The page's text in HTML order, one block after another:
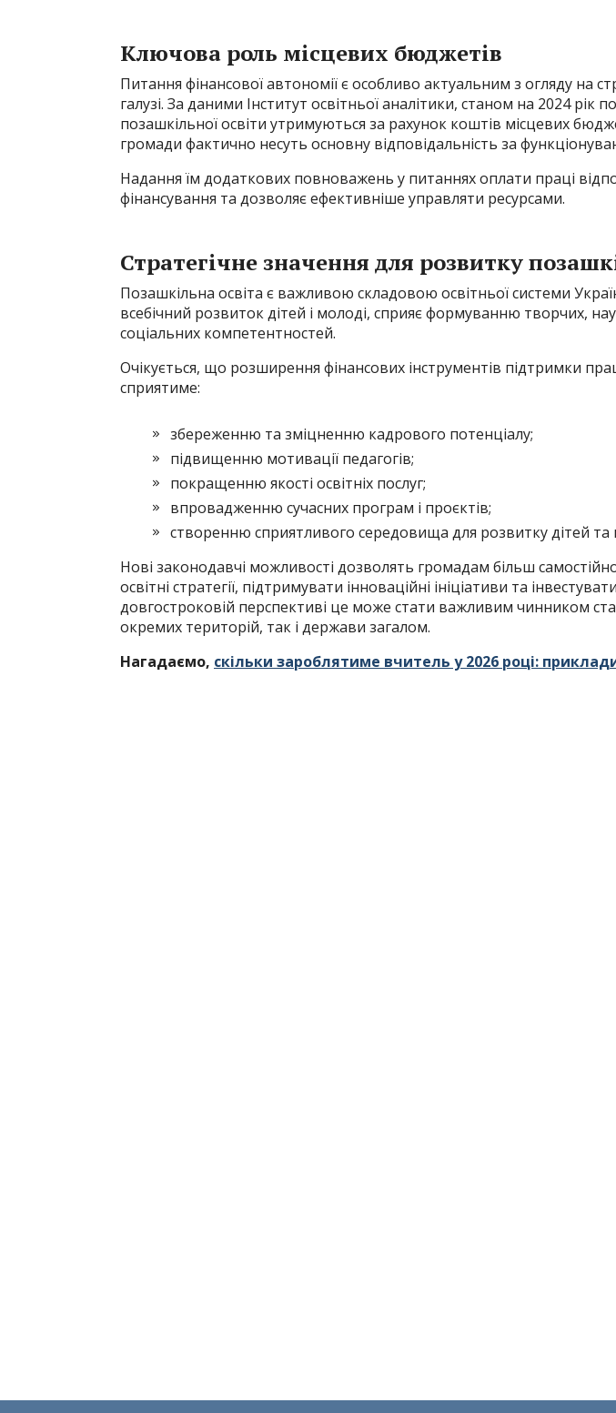
Ключова роль місцевих бюджетів
Питання фінансової автономії є особливо актуальним з огляду на
галузі. За даними Інститут освітньої аналітики, станом на 2024 рік
позашкільної освіти утримуються за рахунок коштів місцевих
громади фактично несуть основну відповідальність за
Надання їм додаткових повноважень у питаннях оплати праці
фінансування та дозволяє ефективніше управляти ресурсами.
Стратегічне значення для розвитку
Позашкільна освіта є важливою складовою освітньої системи
всебічний розвиток дітей і молоді, сприяє формуванню творчих,
соціальних компетентностей.
Очікується, що розширення фінансових інструментів підтримки
сприятиме:
збереженню та зміцненню кадрового потенціалу;
підвищенню мотивації педагогів;
покращенню якості освітніх послуг;
впровадженню сучасних програм і проєктів;
створенню сприятливого середовища для розвитку дітей та
Нові законодавчі можливості дозволять громадам більш
освітні стратегії, підтримувати інноваційні ініціативи та
довгостроковій перспективі це може стати важливим чинником
окремих територій, так і держави загалом.
Нагадаємо, скільки зароблятиме вчитель у 2026 році: